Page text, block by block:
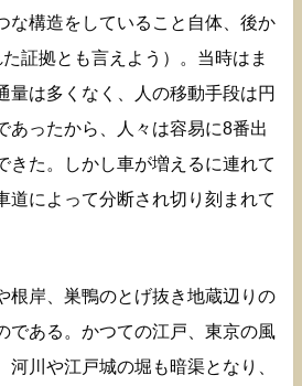
な構造をしていること自体、後か
証拠とも言えよう）。当時はま
量は多くなく、人の移動手段は円
あったから、人々は容易に8番出
きた。しかし車が増えるに連れて
道によって分断され切り刻まれて
根岸、巣鴨のとげ抜き地蔵辺りの
である。かつての江戸、東京の風
河川や江戸城の堀も暗渠となり、